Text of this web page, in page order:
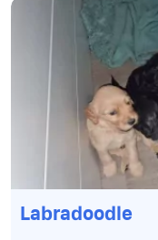
Labradoodle